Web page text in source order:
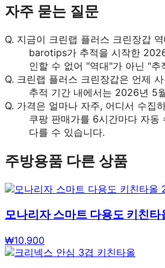
자주 묻는 질문
Q. 지금이 크린랩 플러스 크린장갑
barotips가 추적을 시작한
인할 수 없어 "역대"가 아닌 "
Q. 크린랩 플러스 크린장갑은 언제
추적 기간 내에서는 2026년 5
Q. 가격은 얼마나 자주, 어디서 수집
쿠팡 판매가를 6시간마다 자동
다를 수 있습니다.
주방용품 다른 상품
모나리자 스마트 다용도 키친타
₩10,900